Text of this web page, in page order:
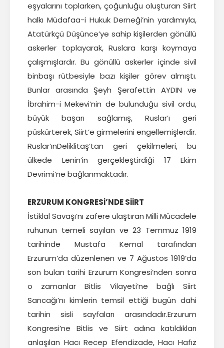
eşyalarını toplarken, çoğunluğu oluşturan Siirt
halkı Müdafaa-i Hukuk Derneği’nin yardımıyla,
Atatürkçü Düşünce’ye sahip kişilerden gönüllü
askerler toplayarak, Ruslara karşı koymaya
çalışmışlardır. Bu gönüllü askerler içinde sivil
binbaşı rütbesiyle bazı kişiler görev almıştı.
Bunlar arasında Şeyh Şerafettin AYDIN ve
İbrahim-i Mekevi’nin de bulunduğu sivil ordu,
büyük başarı sağlamış, Ruslar’ı geri
püskürterek, Siirt’e girmelerini engellemişlerdir.
Ruslar’ınDeliklitaş’tan geri çekilmeleri, bu
ülkede Lenin’in gerçekleştirdiği 17 Ekim
Devrimi’ne bağlanmaktadır.
ERZURUM KONGRESİ’NDE SİİRT
İstiklal Savaşı’nı zafere ulaştıran Milli Mücadele
ruhunun temeli sayılan ve 23 Temmuz 1919
tarihinde Mustafa Kemal tarafından
Erzurum’da düzenlenen ve 7 Ağustos 1919’da
son bulan tarihi Erzurum Kongresi’nden sonra
o zamanlar Bitlis Vilayeti’ne bağlı Siirt
Sancağı’nı kimlerin temsil ettiği bugün dahi
tarihin sisli sayfaları arasındadır.Erzurum
Kongresi’ne Bitlis ve Siirt adına katıldıkları
anlaşılan Hacı Recep Efendizade, Hacı Hafız